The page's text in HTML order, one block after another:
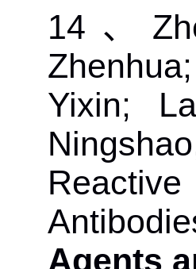
14 、
Yixin;
Agents